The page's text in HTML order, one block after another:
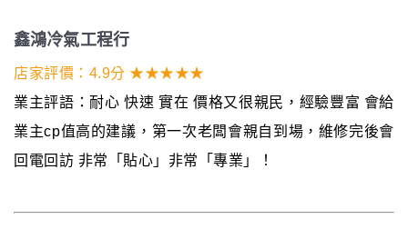
鑫鴻冷氣工程行
店家評價：4.9分 ★★★★★
業主評語：耐心 快速 實在 價格又很親民，經驗豐富 會給
業主cp值高的建議，第一次老闆會親自到場，維修完後會
回電回訪 非常「貼心」非常「專業」！